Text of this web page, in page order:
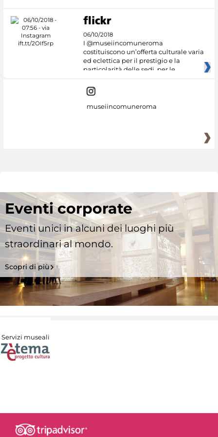
06/10/2018
I @museiincomuneroma
costituiscono un’offerta culturale varia
ed eclettica per il prestigio e la
particolarità delle sedi, per le
museiincomuneroma
Eventi corporate
Eventi unici in alcuni dei luoghi più
straordinari al mondo.
Scopri di più
Servizi museali